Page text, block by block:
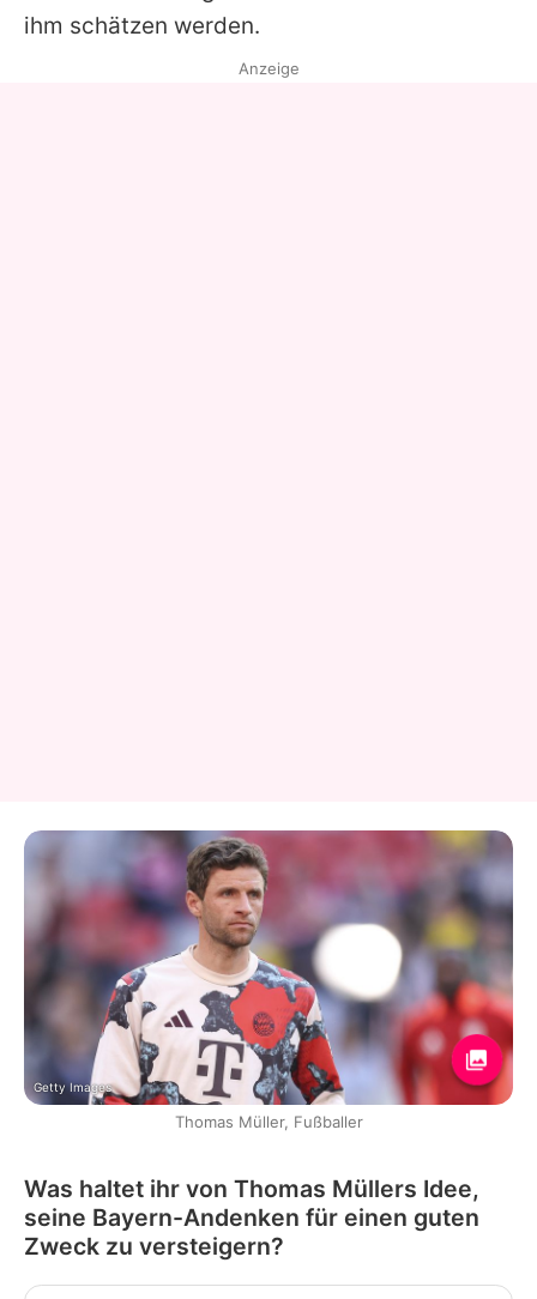
ihm schätzen werden.
Anzeige
Getty Images
Thomas Müller, Fußballer
Was haltet ihr von Thomas Müllers Idee,
seine Bayern-Andenken für einen guten
Zweck zu versteigern?